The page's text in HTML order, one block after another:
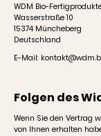
WDM Bio-
Wasserstraße 10
15374 Müncheberg
Deutschland
E-Mail:
Folgen des
Wenn Sie den Vertrag
von Ihnen erhalten